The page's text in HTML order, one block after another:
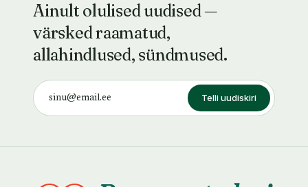
Ainult olulised uudised —
värsked raamatud,
allahindlused, sündmused.
Telli uudiskiri